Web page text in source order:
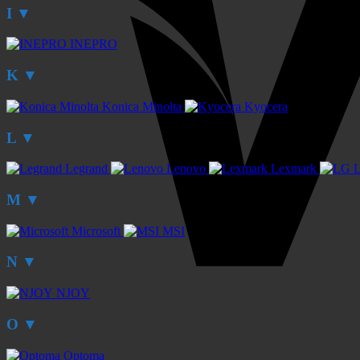
I ▼
INEPRO
K ▼
Konica Minolta Kyocera
L ▼
Legrand Lenovo Lexmark
M ▼
Microsoft MSI
N ▼
NJOY
O ▼
Optoma